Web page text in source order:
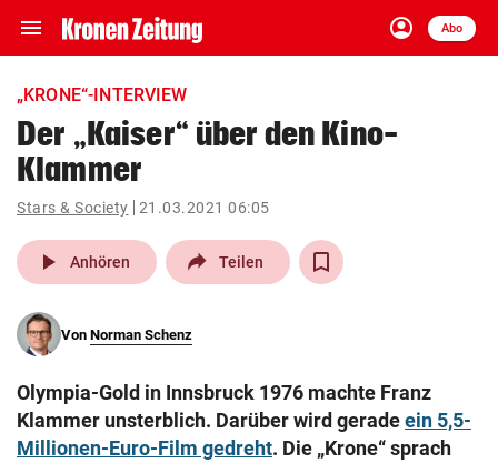
menu Navigation
ein-/ausklappen
account_circle
Anmelden
Abo
close Schließen
account_circle Anmelden
pin_drop
Wien arrow_right
search
eingeben
„KRONE“-INTERVIEW
Der „Kaiser“ über den Kino-
Klammer
Stars & Society 21.03.2021 06:05
play_arrow Anhören Teilen
Von Norman Schenz
Olympia-Gold in Innsbruck 1976 machte Franz
Klammer unsterblich. Darüber wird geradeein 5,5-
Millionen-Euro-Film gedreht. Die „Krone“ sprach